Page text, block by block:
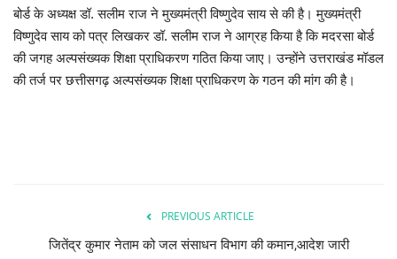
बोर्ड के अध्यक्ष डॉ. सलीम राज ने मुख्यमंत्री विष्णुदेव साय से की है। मुख्यमंत्री
विष्णुदेव साय को पत्र लिखकर डॉ. सलीम राज ने आग्रह किया है कि मदरसा बोर्ड
की जगह अल्पसंख्यक शिक्षा प्राधिकरण गठित किया जाए। उन्होंने उत्तराखंड मॉडल
की तर्ज पर छत्तीसगढ़ अल्पसंख्यक शिक्षा प्राधिकरण के गठन की मांग की है।
PREVIOUS ARTICLE
जितेंद्र कुमार नेताम को जल संसाधन विभाग की कमान,आदेश जारी